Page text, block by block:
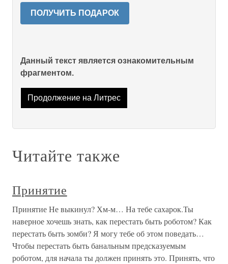
ПОЛУЧИТЬ ПОДАРОК
Данный текст является ознакомительным
фрагментом.
Продолжение на Литрес
Читайте также
Принятие
Принятие Не выкинул? Хм-м… На тебе сахарок.Ты
наверное хочешь знать, как перестать быть роботом? Как
перестать быть зомби? Я могу тебе об этом поведать…
Чтобы перестать быть банальным предсказуемым
роботом, для начала ты должен принять это. Принять, что